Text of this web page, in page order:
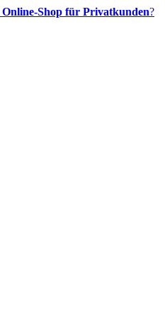
Online-Shop für Privatkunden?